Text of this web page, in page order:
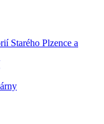
Starého Plzence a